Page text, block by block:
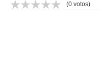
(0 votos)